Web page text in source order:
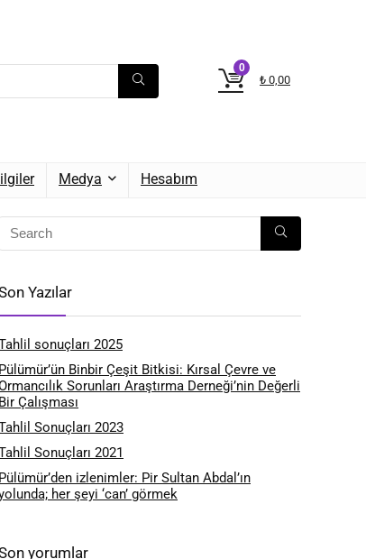
0
₺ 0,00
Medya Hesabım
Yazılar
sonuçları 2025
Pülümür’ün Binbir Çeşit Bitkisi: Kırsal Çevre ve
Sorunları Araştırma Derneği’nin Değerli
Bir Çalışması
Sonuçları 2023
Sonuçları 2021
Pülümür’den izlenimler: Pir Sultan Abdal’ın
her şeyi ‘can’ görmek
yorumlar